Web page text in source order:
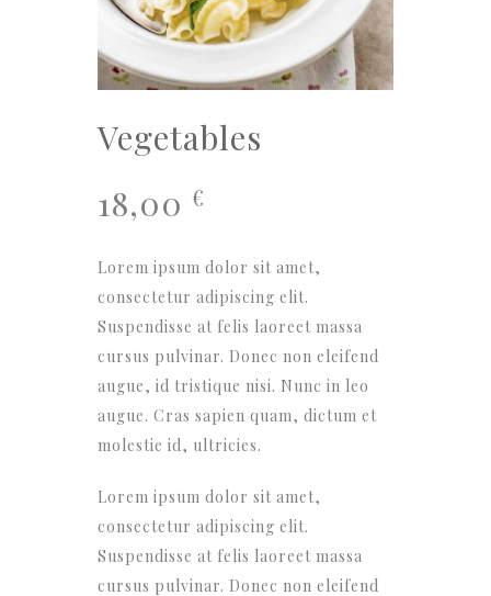
Vegetables
18,00 €
Lorem ipsum dolor sit amet,
consectetur adipiscing elit.
Suspendisse at felis laoreet massa
cursus pulvinar. Donec non eleifend
augue, id tristique nisi. Nunc in leo
augue. Cras sapien quam, dictum et
molestie id, ultricies.
Lorem ipsum dolor sit amet,
consectetur adipiscing elit.
Suspendisse at felis laoreet massa
cursus pulvinar. Donec non eleifend